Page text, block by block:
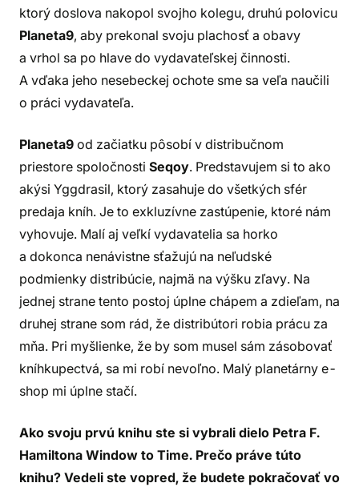
ktorý doslova nakopol svojho kolegu, druhú polovicu
Planeta9, aby prekonal svoju plachosť a obavy
a vrhol sa po hlave do vydavateľskej činnosti.
A vďaka jeho nesebeckej ochote sme sa veľa naučili
o práci vydavateľa.
Planeta9 od začiatku pôsobí v distribučnom
priestore spoločnosti Seqoy. Predstavujem si to ako
akýsi Yggdrasil, ktorý zasahuje do všetkých sfér
predaja kníh. Je to exkluzívne zastúpenie, ktoré nám
vyhovuje. Malí aj veľkí vydavatelia sa horko
a dokonca nenávistne sťažujú na neľudské
podmienky distribúcie, najmä na výšku zľavy. Na
jednej strane tento postoj úplne chápem a zdieľam, na
druhej strane som rád, že distribútori robia prácu za
mňa. Pri myšlienke, že by som musel sám zásobovať
kníhkupectvá, sa mi robí nevoľno. Malý planetárny e-
shop mi úplne stačí.
Ako svoju prvú knihu ste si vybrali dielo Petra F.
Hamiltona Window to Time. Prečo práve túto
knihu? Vedeli ste vopred, že budete pokračovať vo